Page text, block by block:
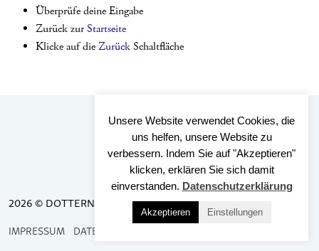
Überprüfe deine Eingabe
Zurück zurStartseite
Klicke auf dieZurückSchaltfläche
2026 © DOTTERNHAUSEN
IMPRESSUM DATENSCHUTZ
Unsere Website verwendet Cookies, die
uns helfen, unsere Website zu
verbessern. Indem Sie auf "Akzeptieren"
klicken, erklären Sie sich damit
einverstanden. Datenschutzerklärung
Akzeptieren Einstellungen